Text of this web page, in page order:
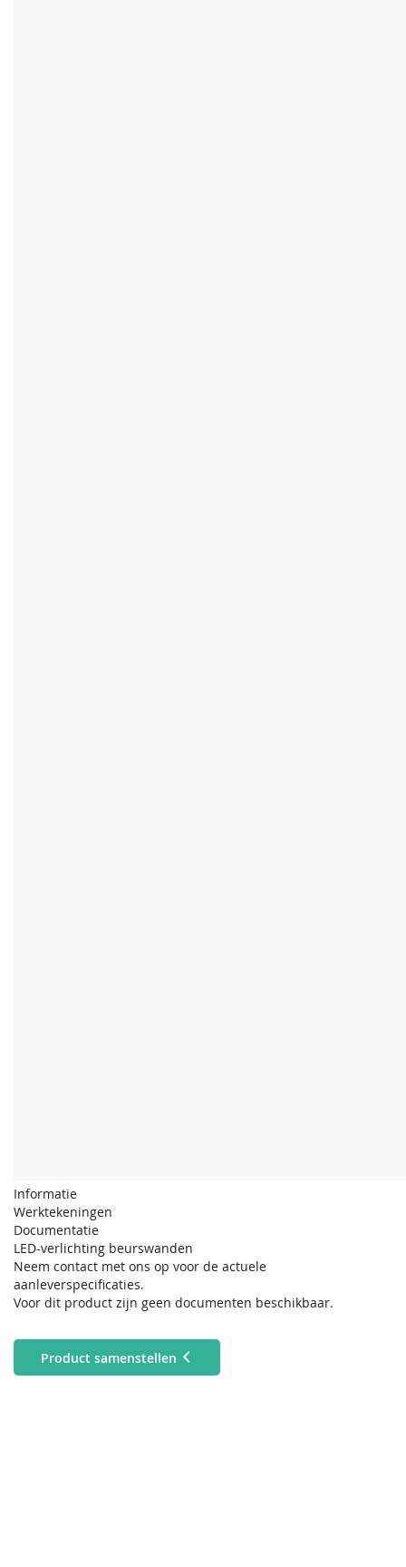
Informatie
Werktekeningen
Documentatie
LED-verlichting beurswanden
Neem contact met ons op voor de actuele
aanleverspecificaties.
Voor dit product zijn geen documenten beschikbaar.
Product samenstellen